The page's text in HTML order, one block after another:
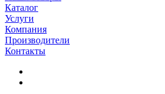
Каталог
Услуги
Компания
Производители
Контакты